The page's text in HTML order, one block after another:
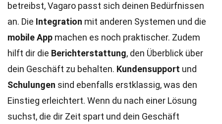
betreibst, Vagaro passt sich deinen Bedürfnissen
an. Die Integration mit anderen Systemen und die
mobile App machen es noch praktischer. Zudem
hilft dir die Berichterstattung, den Überblick über
dein Geschäft zu behalten. Kundensupport und
Schulungen sind ebenfalls erstklassig, was den
Einstieg erleichtert. Wenn du nach einer Lösung
suchst, die dir Zeit spart und dein Geschäft